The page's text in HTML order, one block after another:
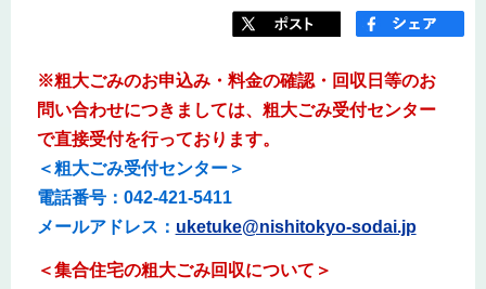
※粗大ごみのお申込み・料金の確認・回収日等のお
問い合わせにつきましては、粗大ごみ受付センター
で直接受付を行っております。
＜粗大ごみ受付センター＞
電話番号：042-421-5411
メールアドレス： uketuke@nishitokyo-sodai.jp
＜集合住宅の粗大ごみ回収について＞